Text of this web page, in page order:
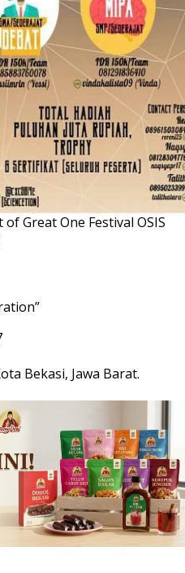
of Great One Festival OSIS
Bekasi, Jawa Barat.